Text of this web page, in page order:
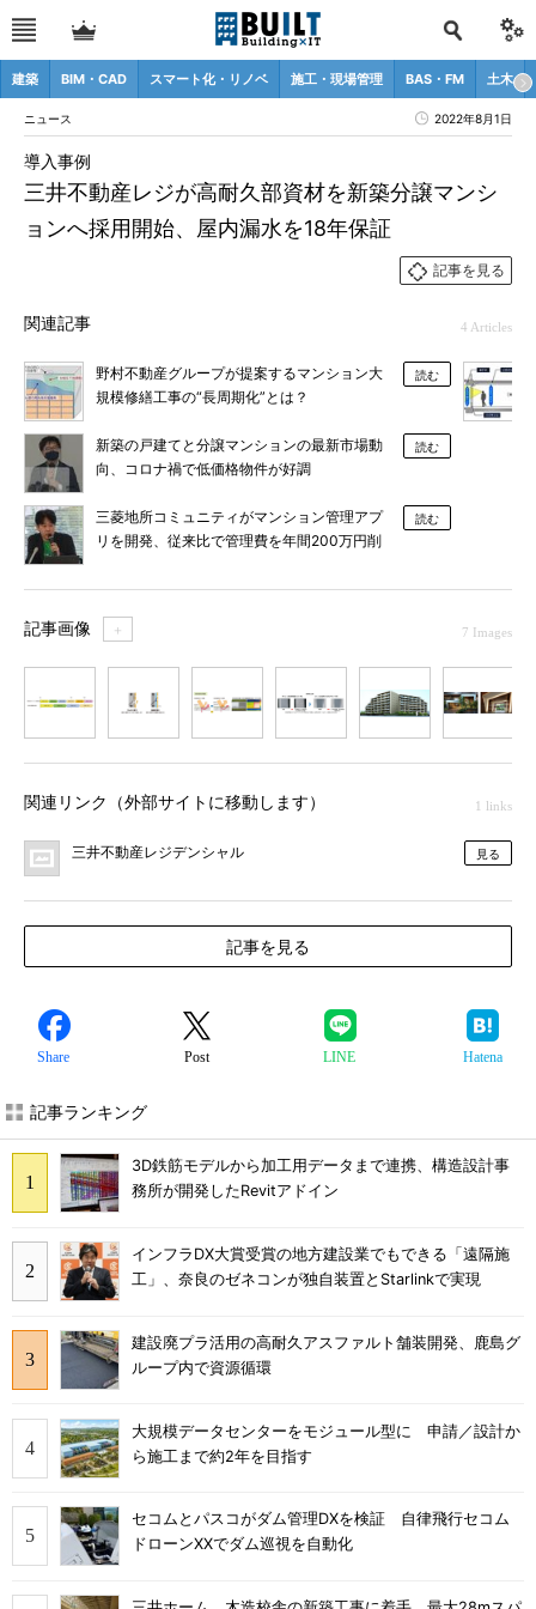
建築 BIM・CAD スマート化・リノベ 施工・現場管理 BAS・FM 土木
ニュース 2022年8月1日
三井不動産レジが高耐久部資材を新築分譲マンシ
ョンへ採用開始、屋内漏水を18年保証
導入事例
記事を見る
関連記事 4 Articles
野村不動産グループが提案するマンション大
規模修繕工事の“長周期化”とは？
読む
新築の戸建てと分譲マンションの最新市場動
向、コロナ禍で低価格物件が好調
読む
三菱地所コミュニティがマンション管理アプ
リを開発、従来比で管理費を年間200万円削
読む
記事画像 ＋ 7 Images
関連リンク（外部サイトに移動します） 1 links
三井不動産レジデンシャル 見る
記事を見る
Share Post LINE Hatena
記事ランキング
3D鉄筋モデルから加工用データまで連携、構造設計事
務所が開発したRevitアドイン
インフラDX大賞受賞の地方建設業でもできる「遠隔施
工」、奈良のゼネコンが独自装置とStarlinkで実現
建設廃プラ活用の高耐久アスファルト舗装開発、鹿島グ
ループ内で資源循環
大規模データセンターをモジュール型に 申請／設計か
ら施工まで約2年を目指す
セコムとパスコがダム管理DXを検証 自律飛行セコム
ドローンXXでダム巡視を自動化